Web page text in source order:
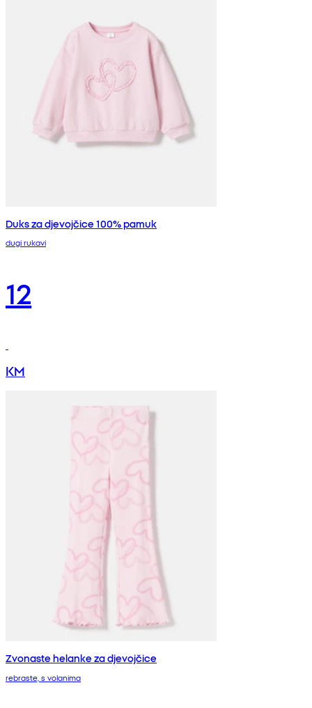
Duks za djevojčice 100% pamuk
dugi rukavi
12
KM
Zvonaste helanke za djevojčice
rebraste, s volanima